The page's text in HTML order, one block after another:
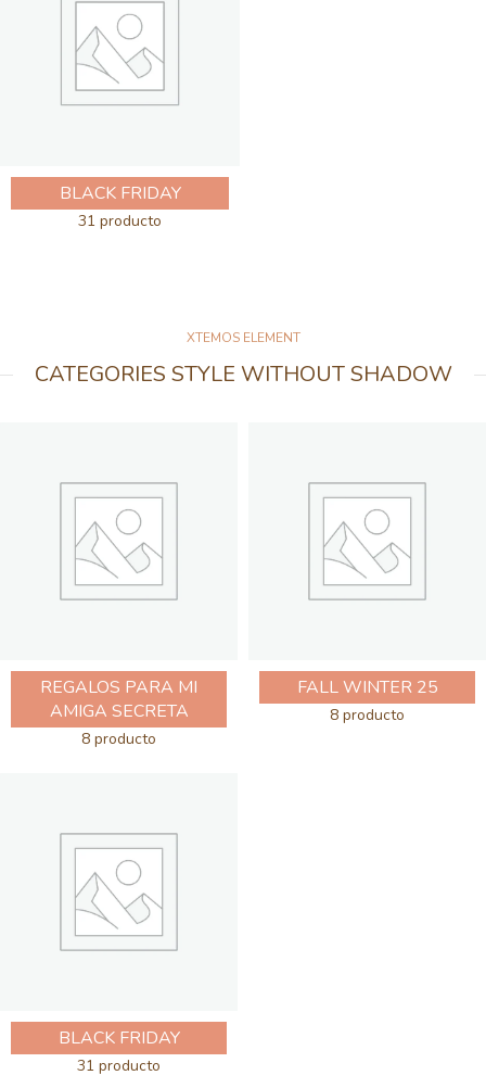
BLACK FRIDAY
31 producto
XTEMOS ELEMENT
CATEGORIES STYLE WITHOUT SHADOW
REGALOS PARA MI
AMIGA SECRETA
8 producto
FALL WINTER 25
8 producto
BLACK FRIDAY
31 producto